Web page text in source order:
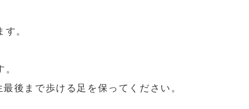
。
後まで歩ける足を保ってください。